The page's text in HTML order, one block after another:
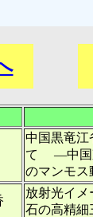
中国黒竜江
て ―中国
のマンモ
放射光イメ
石の高精細